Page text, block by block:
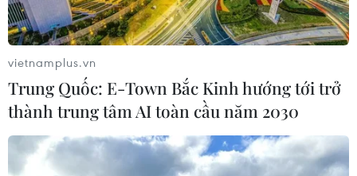
vietnamplus.vn
Trung Quốc: E-Town Bắc Kinh hướng tới trở
thành trung tâm AI toàn cầu năm 2030